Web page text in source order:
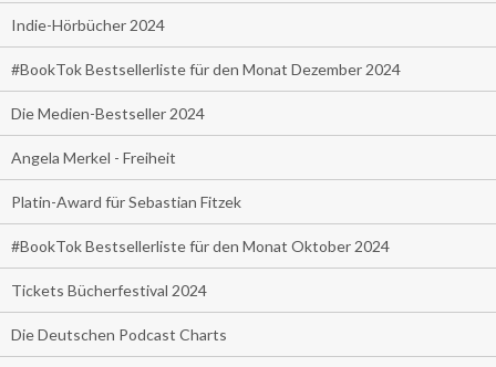
Indie-Hörbücher 2024
#BookTok Bestsellerliste für den Monat Dezember 2024
Die Medien-Bestseller 2024
Angela Merkel - Freiheit
Platin-Award für Sebastian Fitzek
#BookTok Bestsellerliste für den Monat Oktober 2024
Tickets Bücherfestival 2024
Die Deutschen Podcast Charts